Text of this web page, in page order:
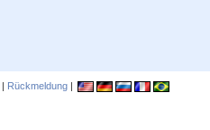
| Rückmeldung |